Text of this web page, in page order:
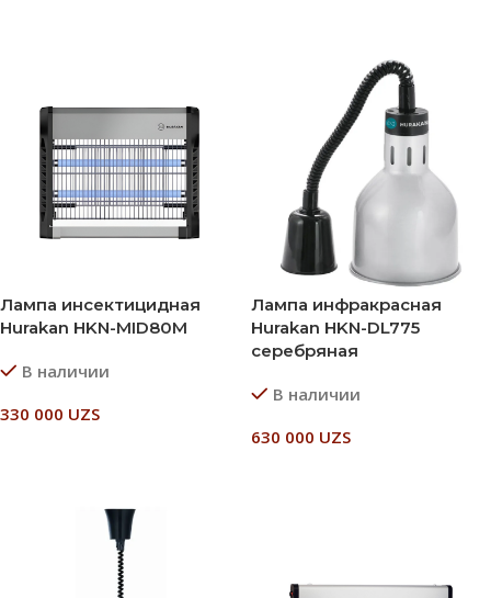
Лампа инсектицидная
Hurakan HKN-MID80M
В наличии
330 000 UZS
Лампа инфракрасная
Hurakan HKN-DL775
серебряная
В наличии
630 000 UZS